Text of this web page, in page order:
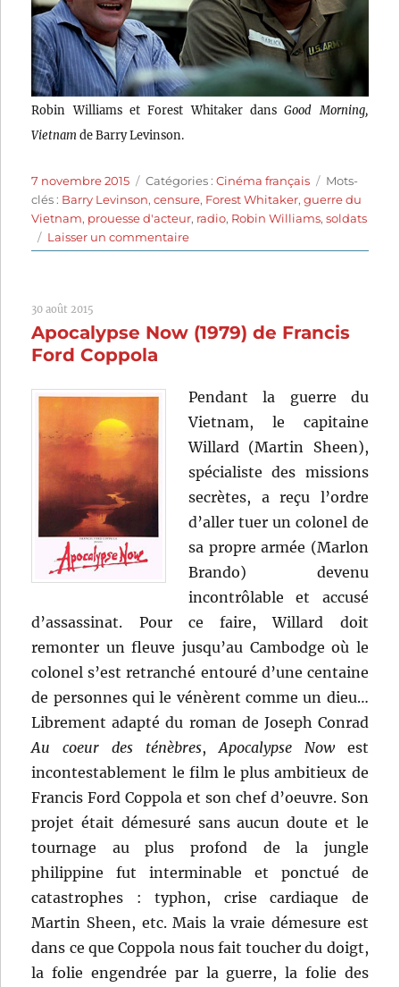
Robin Williams et Forest Whitaker dansGood Morning,
Vietnam de Barry Levinson.
Publié
le
7 novembre 2015 Catégories
Catégories :Cinéma français Étiquettes
Mots-
clés : Barry Levinson,censure, Forest Whitaker,guerre du
Vietnam, prouesse d'acteur, radio, Robin Williams,soldats
Laisser un commentairesur
Good
de
30 août 2015
Apocalypse Now (1979) de Francis
Ford Coppola
Pendant la guerre du
Vietnam, le capitaine
Willard (Martin Sheen),
spécialiste des missions
secrètes, a reçu l’ordre
d’aller tuer un colonel de
sa propre armée (Marlon
Brando) devenu
incontrôlable et accusé
d’assassinat. Pour ce faire, Willard doit
remonter un fleuve jusqu’au Cambodge où le
colonel s’est retranché entouré d’une centaine
de personnes qui le vénèrent comme un dieu…
Librement adapté du roman de Joseph Conrad
Au coeur des ténèbres, Apocalypse Nowest
incontestablement le film le plus ambitieux de
Francis Ford Coppola et son chef d’oeuvre. Son
projet était démesuré sans aucun doute et le
tournage au plus profond de la jungle
philippine fut interminable et ponctué de
catastrophes : typhon, crise cardiaque de
Martin Sheen, etc. Mais la vraie démesure est
dans ce que Coppola nous fait toucher du doigt,
la folie engendrée par la guerre, la folie des